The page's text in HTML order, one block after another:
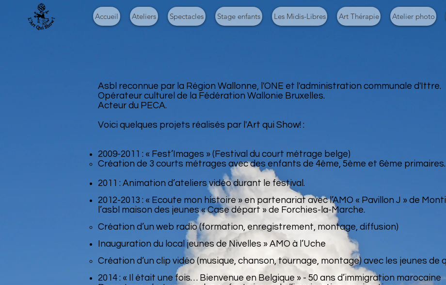
Accueil Ateliers Spectacles Stage enfants Les Midis-Libres Art Thérapie Atelier photo
Asbl reconnue par la Région Wallonne, l'ONE et l'administration communale d'Ittre.
Opérateur culturel de la Fédération Wallonie Bruxelles.
Acteur du PECA.
Voici quelques projets réalisés par l'Art qui Show! :
2009-2011 : « Fest’Images » (Festival du court métrage belge)
Création de 3 courts métrages avec des enfants de 4ème, 5ème et 6ème primaires.
2011 : Animation d’ateliers vidéo durant le festival.
2012-2013 : « Ecoute mon histoire » en partenariat avec l’AMO « Pavillon J » de
l’asbl maison des jeunes « Case départ » de Forchies-la-Marche.
Création d’un web radio (formation, enregistrement, montage, diffusion)
Inauguration du local jeunes de Nivelles » AMO à l’Uche
Création d’un clip vidéo (musique, chanson, tournage, montage) avec les jeunes de
2014 : « Il était une fois… Bienvenue en Belgique » - 50 ans d’immigration marocaine